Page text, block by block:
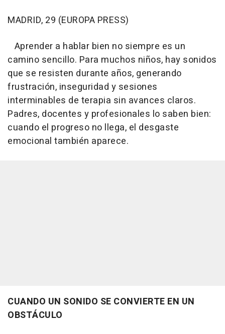
MADRID, 29 (EUROPA PRESS)
Aprender a hablar bien no siempre es un
camino sencillo. Para muchos niños, hay sonidos
que se resisten durante años, generando
frustración, inseguridad y sesiones
interminables de terapia sin avances claros.
Padres, docentes y profesionales lo saben bien:
cuando el progreso no llega, el desgaste
emocional también aparece.
CUANDO UN SONIDO SE CONVIERTE EN UN
OBSTÁCULO